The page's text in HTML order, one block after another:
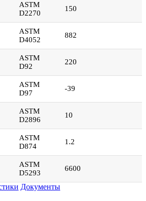
ASTM
D2270
150
ASTM
D4052
882
ASTM
D92
220
ASTM
D97
-39
ASTM
D2896
10
ASTM
D874
1.2
ASTM
D5293
6600
Документы